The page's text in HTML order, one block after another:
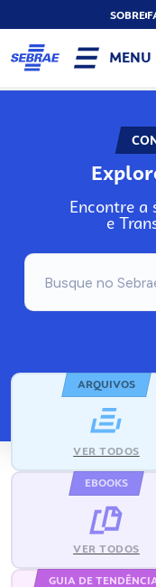
SOBRE
MENU
Encontre a
e
ARQUIVOS
VER TODOS
EBOOKS
VER TODOS
GUIA DE